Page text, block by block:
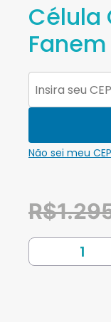
Célula
Não sei meu CEP
R$